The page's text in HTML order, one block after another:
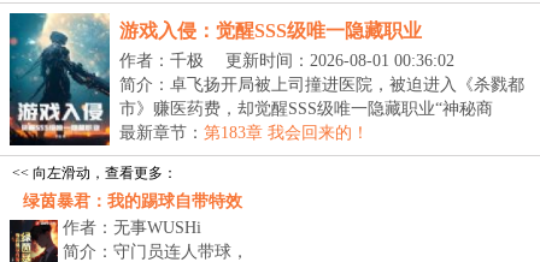
游戏入侵：觉醒SSS级唯一隐藏职业
作者：千极
更新时间：2026-08-01 00:36:02
简介：卓飞扬开局被上司撞进医院，被迫进入《杀戮都
市》赚医药费，却觉醒SSS级唯一隐藏职业“神秘商
人”...
最新章节： 第183章 我会回来的！
<< 向左滑动，查看更多：
绿茵暴君：我的踢球自带特效
作者：无事WUSHi
简介：守门员连人带球，